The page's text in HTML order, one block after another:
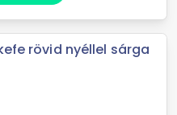
rövid nyéllel sárga